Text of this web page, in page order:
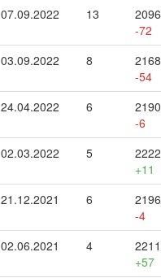
07.09.2022 13
2096
-72
03.09.2022 8
2168
-54
24.04.2022 6
2190
-6
02.03.2022 5
2222
+11
21.12.2021 6
2196
-4
02.06.2021 4
2211
+57